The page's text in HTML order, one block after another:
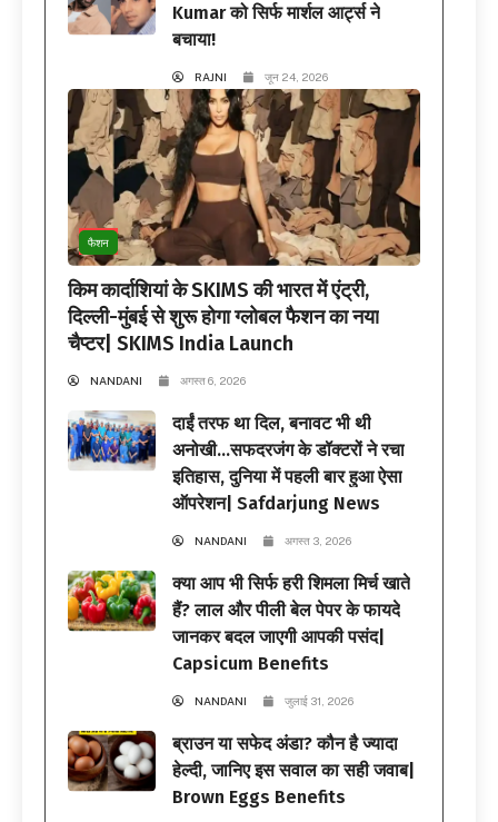
Kumar को सिर्फ मार्शल आर्ट्स ने
बचाया!
RAJNI जून 24, 2026
फैशन
किम कार्दाशियां के SKIMS की भारत में एंट्री,
दिल्ली-मुंबई से शुरू होगा ग्लोबल फैशन का नया
चैप्टर| SKIMS India Launch
NANDANI अगस्त 6, 2026
दाईं तरफ था दिल, बनावट भी थी
अनोखी…सफदरजंग के डॉक्टरों ने रचा
इतिहास, दुनिया में पहली बार हुआ ऐसा
ऑपरेशन| Safdarjung News
NANDANI अगस्त 3, 2026
क्या आप भी सिर्फ हरी शिमला मिर्च खाते
हैं? लाल और पीली बेल पेपर के फायदे
जानकर बदल जाएगी आपकी पसंद|
Capsicum Benefits
NANDANI जुलाई 31, 2026
ब्राउन या सफेद अंडा? कौन है ज्यादा
हेल्दी, जानिए इस सवाल का सही जवाब|
Brown Eggs Benefits